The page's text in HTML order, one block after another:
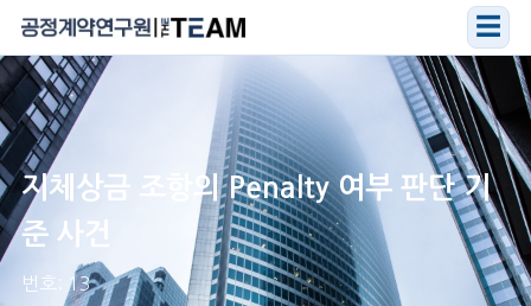
☰
지체상금 조항의 Penalty 여부 판단 기
준 사건
번호: 13